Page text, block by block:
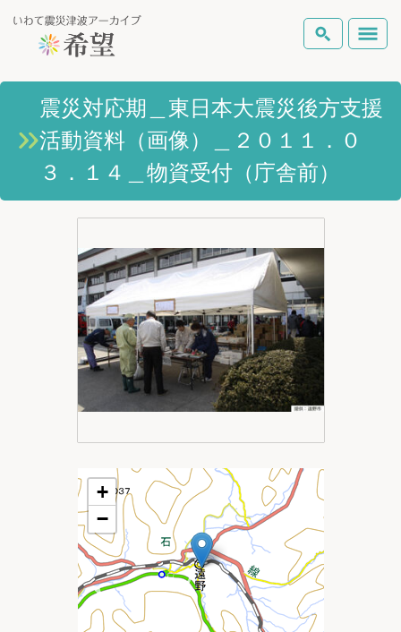
いわて震災津波アーカイブとは
岩手県の被害状況
Foreign Laguage
検索
テーマから探す 地図から探す 詳細検索
震災対応期＿東日本大震災後方支援
活動資料（画像）＿２０１１．０
３．１４＿物資受付（庁舎前）
+
−